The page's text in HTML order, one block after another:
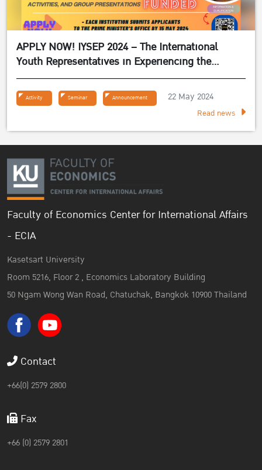
APPLY NOW! IYSEP 2024 – The International
Youth Representatives in Experiencing the
Sufficiency Economy Philosophy 2024
Activity Seminar Announcement 22 May 2024
Read news
Faculty of Economics Center for International Affairs
- ECIA
Kasetsart University
Room 5216, Floor 2 , Economics Laboratory Building
50 Ngam Wong Wan Road, Chatuchak, Bangkok 10900 Thailand
Contact
+66(0) 2579 2800
Fax
+66 (0) 2579 2801